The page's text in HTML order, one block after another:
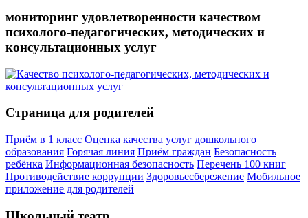
мониторинг удовлетворенности качеством
психолого-педагогических, методических и
консультационных услуг
Страница для родителей
Приём в 1 класс Оценка качества услуг дошкольного
образования Горячая линия Приём граждан Безопасность
ребёнка Информационная безопасность Перечень 100 книг
Противодействие коррупции Здоровьесбережение Мобильное
приложение для родителей